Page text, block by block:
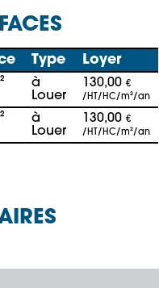
Type Loyer
à
Louer
130,00 €
/HT/HC/m²/an
à
Louer
130,00 €
/HT/HC/m²/an